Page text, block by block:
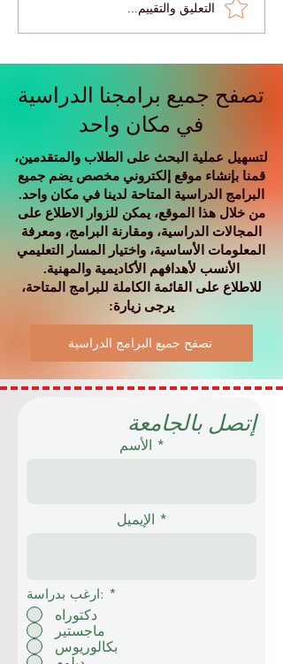
🌍 أسعار الفائدة العالمية لا
تزال مرتفعة: ماذا يعني عصر
التعليق والتقييم...
تصفح جميع برامجنا الدراسية
في مكان واحد
لتسهيل عملية البحث على الطلاب والمتقدمين،
قمنا بإنشاء موقع إلكتروني مخصص يضم جميع
البرامج الدراسية المتاحة لدينا في مكان واحد.
من خلال هذا الموقع، يمكن للزوار الاطلاع على
المجالات الدراسية، ومقارنة البرامج، ومعرفة
المعلومات الأساسية، واختيار المسار التعليمي
الأنسب لأهدافهم الأكاديمية والمهنية.
للاطلاع على القائمة الكاملة للبرامج المتاحة،
يرجى زيارة:
تصفح جميع البرامج الدراسية
إتصل بالجامعة
الأسم
الإيميل
ارغب بدراسة: *
دكتوراه
ماجستير
بكالوريوس